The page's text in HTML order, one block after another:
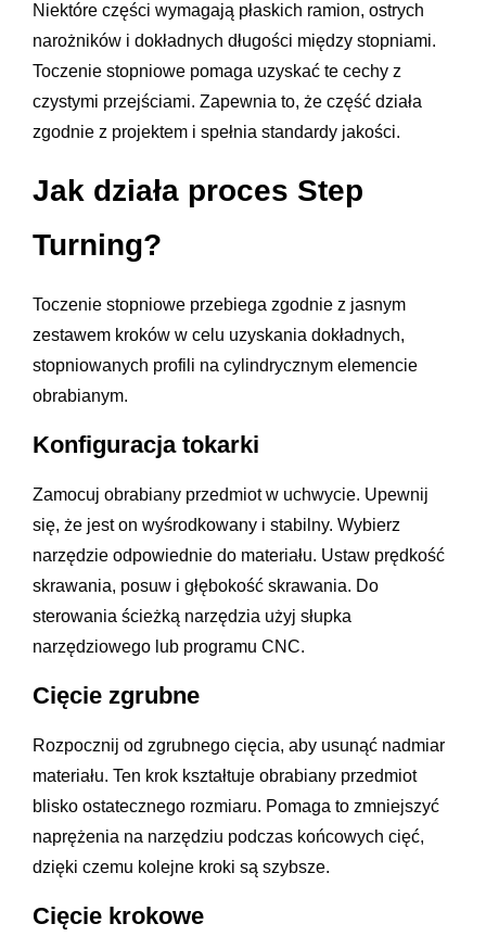
Niektóre części wymagają płaskich ramion, ostrych
narożników i dokładnych długości między stopniami.
Toczenie stopniowe pomaga uzyskać te cechy z
czystymi przejściami. Zapewnia to, że część działa
zgodnie z projektem i spełnia standardy jakości.
Jak działa proces Step
Turning?
Toczenie stopniowe przebiega zgodnie z jasnym
zestawem kroków w celu uzyskania dokładnych,
stopniowanych profili na cylindrycznym elemencie
obrabianym.
Konfiguracja tokarki
Zamocuj obrabiany przedmiot w uchwycie. Upewnij
się, że jest on wyśrodkowany i stabilny. Wybierz
narzędzie odpowiednie do materiału. Ustaw prędkość
skrawania, posuw i głębokość skrawania. Do
sterowania ścieżką narzędzia użyj słupka
narzędziowego lub programu CNC.
Cięcie zgrubne
Rozpocznij od zgrubnego cięcia, aby usunąć nadmiar
materiału. Ten krok kształtuje obrabiany przedmiot
blisko ostatecznego rozmiaru. Pomaga to zmniejszyć
naprężenia na narzędziu podczas końcowych cięć,
dzięki czemu kolejne kroki są szybsze.
Cięcie krokowe